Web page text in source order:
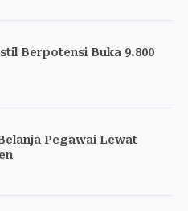
Berpotensi Buka 9.800
Pegawai Lewat